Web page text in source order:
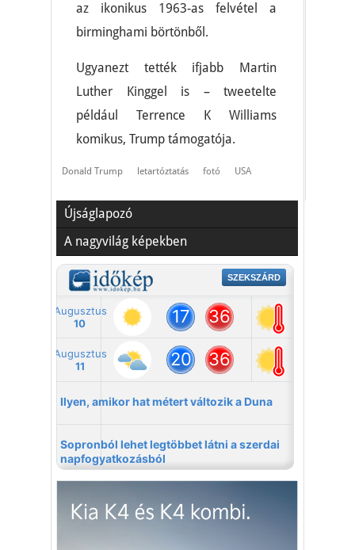
az ikonikus 1963-as felvétel a
birminghami börtönből.
Ugyanezt tették ifjabb Martin
Luther Kinggel is – tweetelte
például Terrence K Williams
komikus, Trump támogatója.
Donald Trump letartóztatás fotó USA
Újságlapozó
A nagyvilág képekben